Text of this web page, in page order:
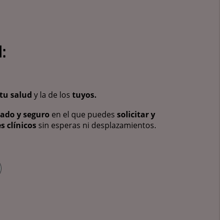
tu salud y la de los tuyos.
y seguro en el que puedes solicitar y
clínicos sin esperas ni desplazamientos.